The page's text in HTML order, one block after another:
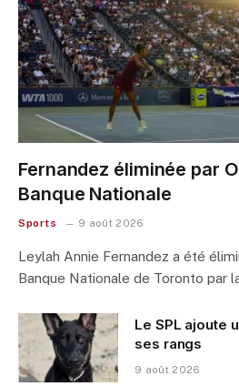
Fernandez éliminée par
Banque Nationale
Sports 9 août 2026
Leylah Annie Fernandez a été
Banque Nationale de Toronto par
Le SPL ajoute
ses rangs
9 août 2026